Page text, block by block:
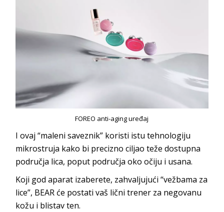
FOREO anti-aging uređaj
I ovaj “maleni saveznik” koristi istu tehnologiju
mikrostruja kako bi precizno ciljao teže dostupna
područja lica, poput područja oko očiju i usana.
Koji god aparat izaberete, zahvaljujući “vežbama za
lice”, BEAR će postati vaš lični trener za negovanu
kožu i blistav ten.